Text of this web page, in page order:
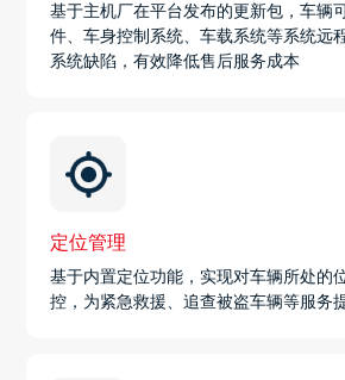
基于主机厂在平台发布的更新包，车辆
件、车身控制系统、车载系统等系统远
系统缺陷，有效降低售后服务成本
定位管理
基于内置定位功能，实现对车辆所处的
控，为紧急救援、追查被盗车辆等服务